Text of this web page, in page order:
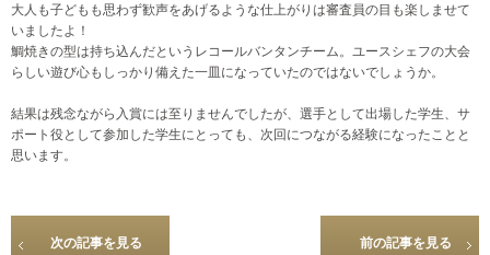
大人も子どもも思わず歓声をあげるような仕上がりは審査員の目も楽しませて
いましたよ！
鯛焼きの型は持ち込んだというレコールバンタンチーム。ユースシェフの大会
らしい遊び心もしっかり備えた一皿になっていたのではないでしょうか。
結果は残念ながら入賞には至りませんでしたが、選手として出場した学生、サ
ポート役として参加した学生にとっても、次回につながる経験になったことと
思います。
次の記事を見る 前の記事を見る